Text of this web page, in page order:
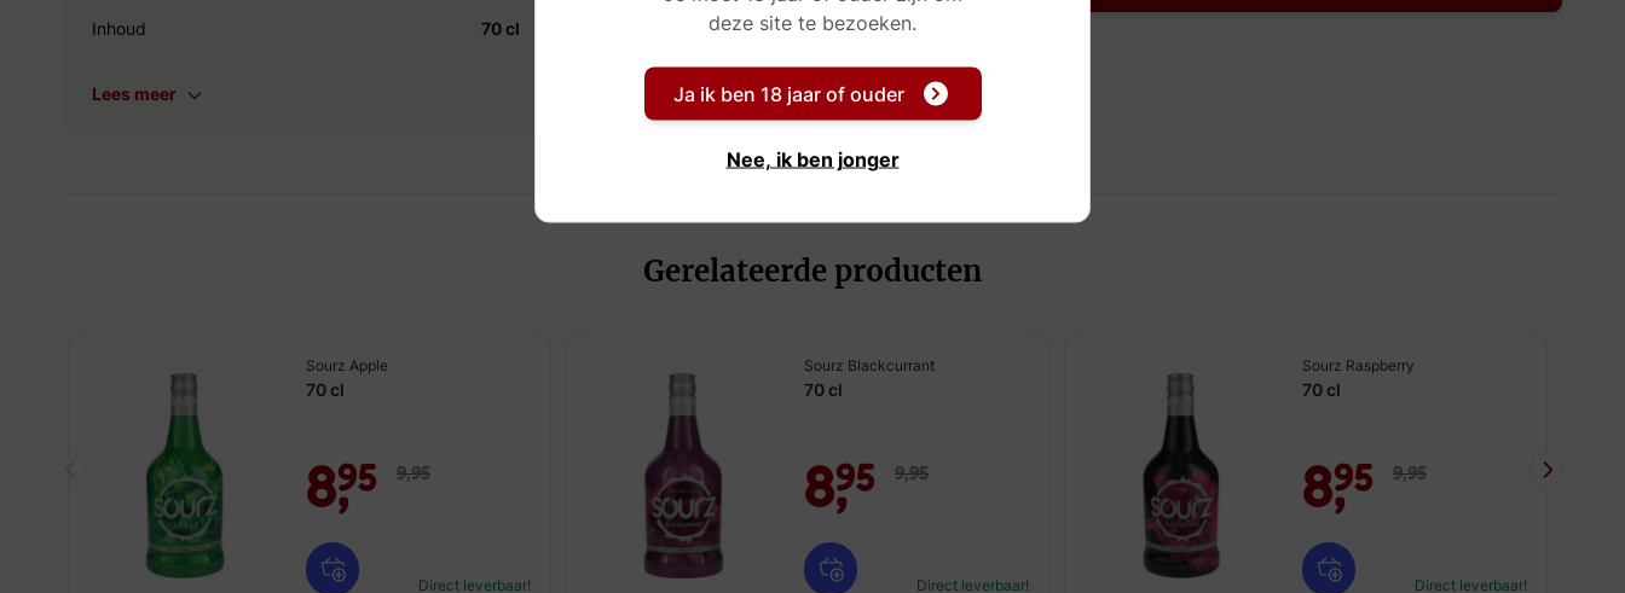
Inhoud 70 cl
Lees meer
Gerelateerde producten
Sourz Apple
70 cl
8,95 9,95
Direct leverbaar!
Sourz Blackcurrant
70 cl
8,95 9,95
Direct leverbaar!
Sourz Raspberry
70 cl
8,95 9,95
Direct leverbaar!
deze site te bezoeken.
Ja ik ben 18 jaar of ouder
Nee, ik ben jonger